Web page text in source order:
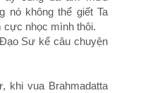
nó không thể giết Ta
nhọc mình thôi.
Sư kể câu chuyện
khi vua Brahmadatta